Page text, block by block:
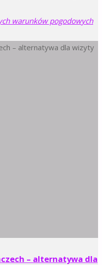
warunków pogodowych
– alternatywa dla